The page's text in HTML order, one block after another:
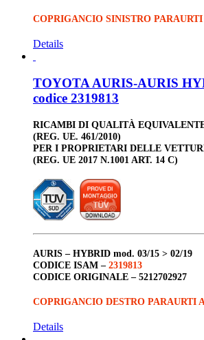
COPRIGANCIO SINISTRO
Details
TOYOTA AURIS-AURIS
codice 2319813
RICAMBI DI QUALITÀ
(REG. UE. 461/2010)
PER I PROPRIETARI DELLE
(REG. UE 2017 N.1001 ART. 14 C)
AURIS – HYBRID mod. 03/15 > 02/19
CODICE ISAM – 2319813
CODICE ORIGINALE – 5212702927
COPRIGANCIO DESTRO PARAURTI
Details